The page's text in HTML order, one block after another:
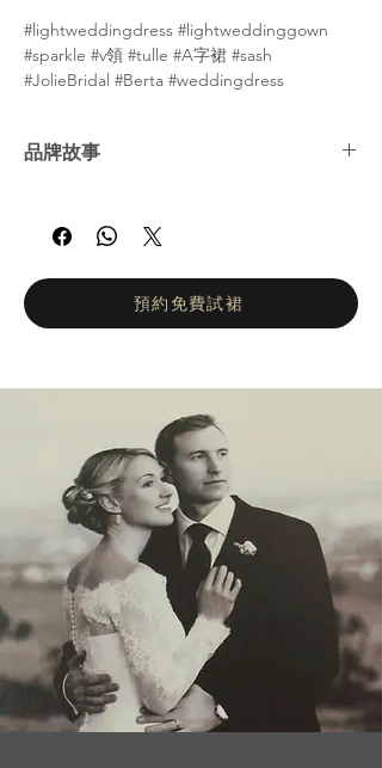
#lightweddingdress #lightweddinggown
#sparkle #v領 #tulle #A字裙 #sash
#JolieBridal #Berta #weddingdress
品牌故事
承精緻簡約的設計理念，精湛的工藝和純粹的
前衛風格。所有禮服均採用透視裙擺和華麗細
品牌。自 2013 年進軍國際市場以來，BERTA
以創紀錄的速度迅速成為家喻戶曉的品牌。
預約免費試裙